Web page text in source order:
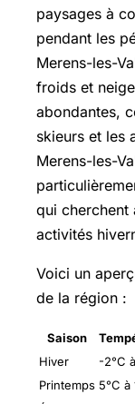
paysages à
pendant les
Merens-les-
froids et
abondantes,
skieurs et les
Merens-les-
qui cherchent
activités
Voici un
de la région :
Saison
Hiver
-2°C
Printemps 5°C à